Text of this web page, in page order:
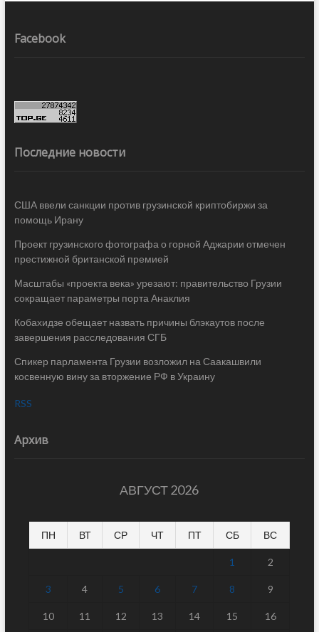
Facebook
Последние новости
США ввели санкции против грузинской криптобиржи за
помощь Ирану
Проект грузинского фотографа о горной Аджарии отмечен
престижной британской премией
Масштабы «проекта века» урезают: правительство Грузии
сокращает параметры порта Анаклия
Кобахидзе обещает назвать причины блэкаутов после
завершения расследования СГБ
Спикер парламента Грузии возложил на Саакашвили
косвенную вину за вторжение РФ в Украину
RSS
Архив
АВГУСТ 2026
ПН ВТ СР ЧТ ПТ СБ ВС
1 2
3 4 5 6 7 8 9
10 11 12 13 14 15 16